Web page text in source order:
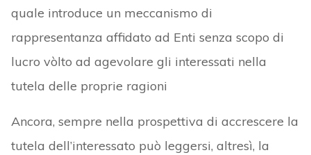
quale introduce un meccanismo di
rappresentanza affidato ad Enti senza scopo di
lucro vòlto ad agevolare gli interessati nella
tutela delle proprie ragioni
Ancora, sempre nella prospettiva di accrescere la
tutela dell’interessato può leggersi, altresì, la